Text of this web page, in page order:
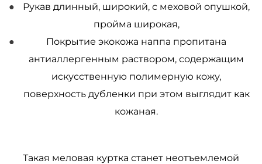
Рукав длинный, широкий, с меховой опушкой,
пройма широкая,
Покрытие экокожа наппа пропитана
антиаллергенным раствором, содержащим
искусственную полимерную кожу,
поверхность дубленки при этом выглядит как
кожаная.
Такая меловая куртка станет неотъемлемой